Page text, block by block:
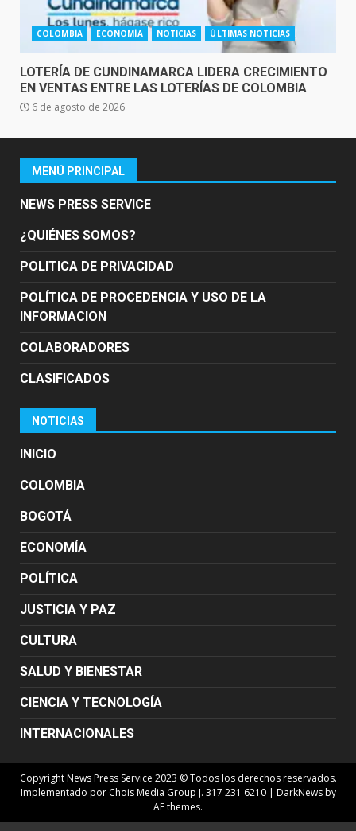
COLOMBIA ECONOMÍA NOTICIAS ÚLTIMAS NOTICIAS
LOTERÍA DE CUNDINAMARCA LIDERA CRECIMIENTO
EN VENTAS ENTRE LAS LOTERÍAS DE COLOMBIA
6 de agosto de 2026
MENÚ PRINCIPAL
NEWS PRESS SERVICE
¿QUIÉNES SOMOS?
POLITICA DE PRIVACIDAD
POLÍTICA DE PROCEDENCIA Y USO DE LA
INFORMACION
COLABORADORES
CLASIFICADOS
NOTICIAS
INICIO
COLOMBIA
BOGOTÁ
ECONOMÍA
POLÍTICA
JUSTICIA Y PAZ
CULTURA
SALUD Y BIENESTAR
CIENCIA Y TECNOLOGÍA
INTERNACIONALES
Copyright News Press Service 2023 © Todos los derechos reservados.
Implementado por Chois Media Group J. 317 231 6210 | DarkNewsby
AF themes.